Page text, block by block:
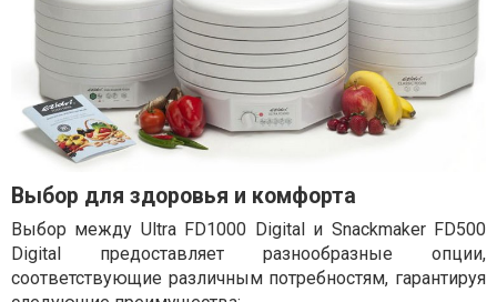
Выбор для здоровья и комфорта
Выбор между Ultra FD1000 Digital и Snackmaker FD500
Digital предоставляет разнообразные опции,
соответствующие различным потребностям, гарантируя